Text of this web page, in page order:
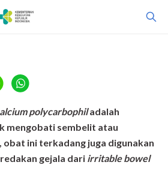
polycarbophiladalah
mengobati sembelit atau
obat ini terkadang juga digunakan
gejala dari irritable bowel